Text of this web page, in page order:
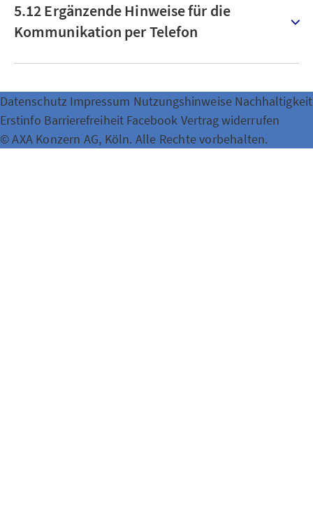
5.12 Ergänzende Hinweise für die
Kommunikation per Telefon
Datenschutz Impressum Nutzungshinweise Nachhaltigkeit
Erstinfo Barrierefreiheit Facebook Vertrag widerrufen
© AXA Konzern AG, Köln. Alle Rechte vorbehalten.